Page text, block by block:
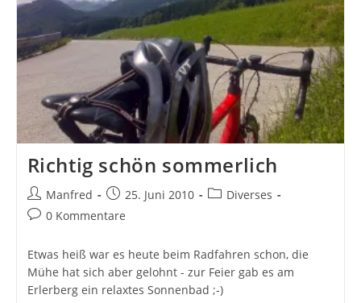
Richtig schön sommerlich
Beitrags-
Autor:
Manfred
Beitrag
veröffentlicht:
25. Juni 2010
Beitrags-
Diverses
Beitrags-
0 Kommentare
Etwas heiß war es heute beim Radfahren schon, die
Mühe hat sich aber gelohnt - zur Feier gab es am
Erlerberg ein relaxtes Sonnenbad ;-)